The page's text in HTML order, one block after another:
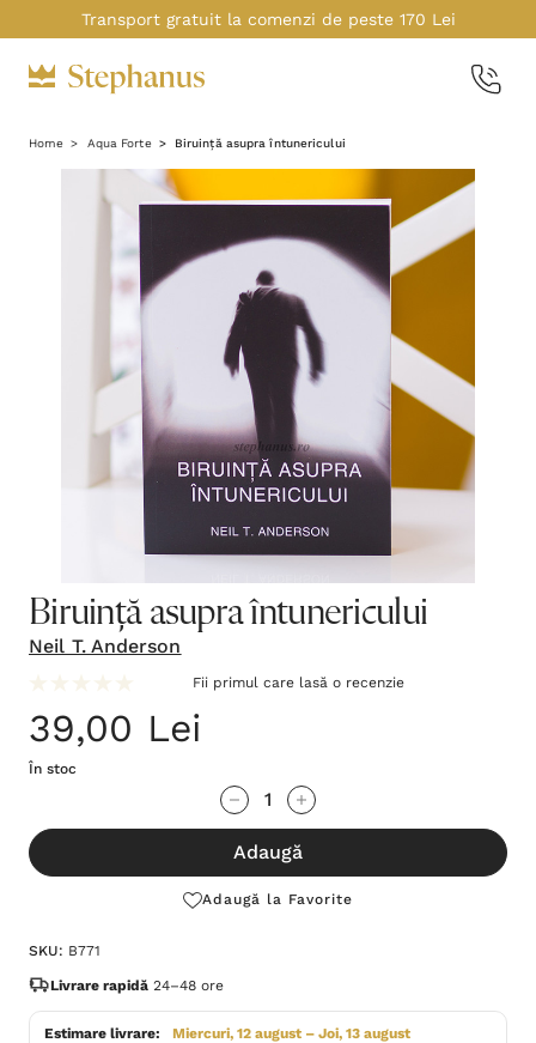
Transport gratuit la comenzi de peste 170 Lei
Home Aqua Forte Biruință asupra întunericului
Biruință asupra întunericului
Neil T. Anderson
Fii primul care lasă o recenzie
39,00 Lei
În stoc
te!
Stocul
Adaugă
Adaugă la Favorite
SKU: B771
Livrare rapidă 24–48 ore
Estimare livrare: Miercuri, 12 august – Joi, 13 august